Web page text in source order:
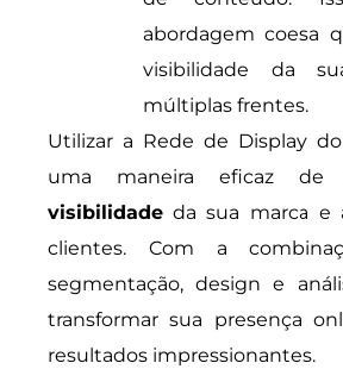
abordagem coesa
visibilidade da
múltiplas frentes.
Utilizar a Rede de Display
uma maneira eficaz de
visibilidade da sua marca e
clientes. Com a
segmentação, design e
transformar sua presença
resultados impressionantes.